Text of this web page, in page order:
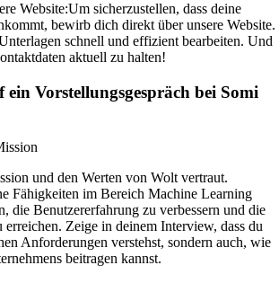
Website:Um sicherzustellen, dass deine
bewirb dich direkt über unsere Website.
schnell und effizient bearbeiten. Und
aktuell zu halten!
ein Vorstellungsgespräch bei Somi
und den Werten von Wolt vertraut.
Fähigkeiten im Bereich Machine Learning
die Benutzererfahrung zu verbessern und die
erreichen. Zeige in deinem Interview, dass du
Anforderungen verstehst, sondern auch, wie
beitragen kannst.